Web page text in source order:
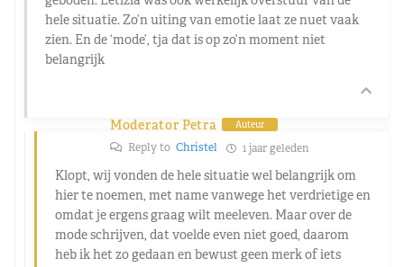
hele situatie. Zo’n uiting van emotie laat ze nuet vaak
zien. En de ‘mode’, tja dat is op zo’n moment niet
belangrijk
Moderator Petra Auteur
Reply to Christel 1 jaar geleden
Klopt, wij vonden de hele situatie wel belangrijk om
hier te noemen, met name vanwege het verdrietige en
omdat je ergens graag wilt meeleven. Maar over de
mode schrijven, dat voelde even niet goed, daarom
heb ik het zo gedaan en bewust geen merk of iets